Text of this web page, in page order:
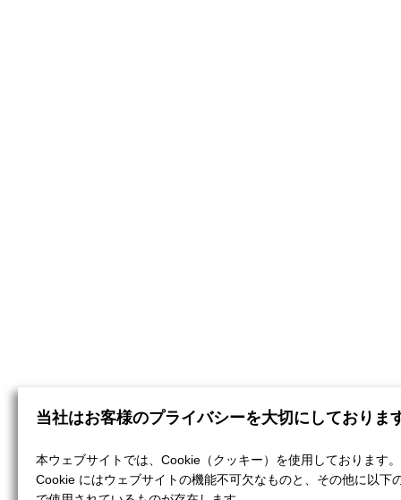
当社はお客様のプライバシーを大切にしておりま
本ウェブサイトでは、Cookie（クッキー）を使用しております。
Cookie にはウェブサイトの機能不可欠なものと、その他に以下